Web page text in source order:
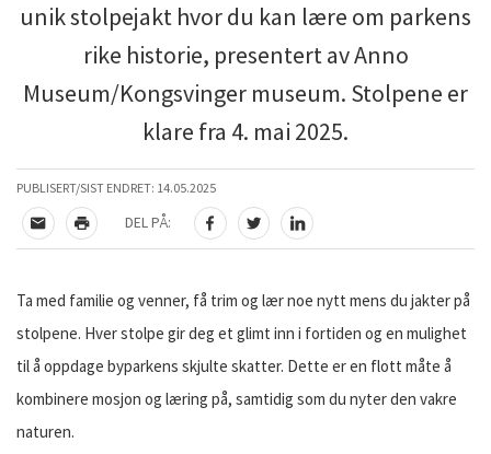
unik stolpejakt hvor du kan lære om parkens
rike historie, presentert av Anno
Museum/Kongsvinger museum. Stolpene er
klare fra 4. mai 2025.
PUBLISERT/SIST ENDRET: 14.05.2025
TIPS EN VENN
SKRIV UT
DEL PÅ:
DEL PÅ FACEBOOK
DEL PÅ TWITTER
DEL PÅ LINKEDIN
Ta med familie og venner, få trim og lær noe nytt mens du jakter på
stolpene. Hver stolpe gir deg et glimt inn i fortiden og en mulighet
til å oppdage byparkens skjulte skatter. Dette er en flott måte å
kombinere mosjon og læring på, samtidig som du nyter den vakre
naturen.